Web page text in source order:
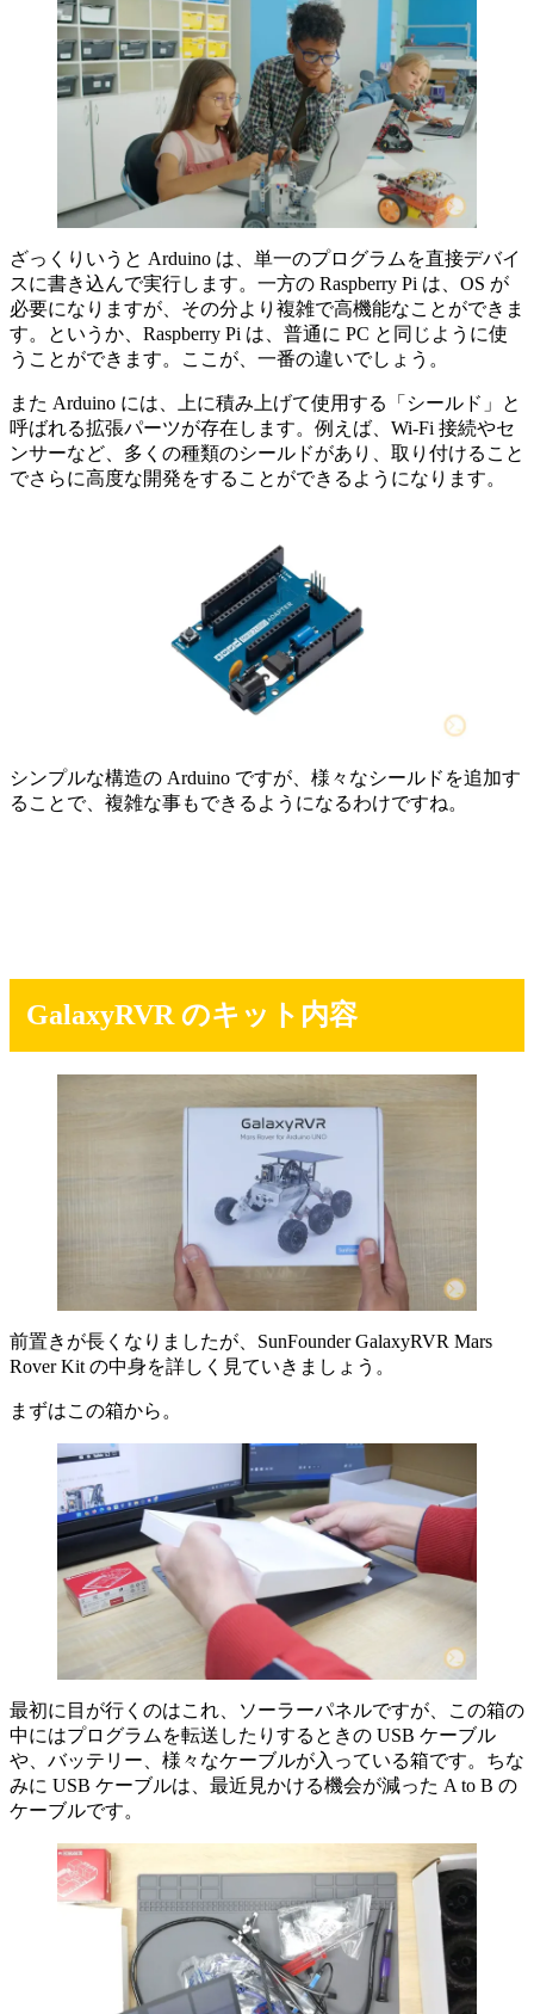
ざっくりいうと Arduino は、単一のプログラムを直接デバイ
スに書き込んで実行します。一方の Raspberry Pi は、OS が
必要になりますが、その分より複雑で高機能なことができま
す。というか、Raspberry Pi は、普通に PC と同じように使
うことができます。ここが、一番の違いでしょう。
また Arduino には、上に積み上げて使用する「シールド」と
呼ばれる拡張パーツが存在します。例えば、Wi-Fi 接続やセ
ンサーなど、多くの種類のシールドがあり、取り付けること
でさらに高度な開発をすることができるようになります。
シンプルな構造の Arduino ですが、様々なシールドを追加す
ることで、複雑な事もできるようになるわけですね。
GalaxyRVR のキット内容
前置きが長くなりましたが、SunFounder GalaxyRVR Mars
Rover Kit の中身を詳しく見ていきましょう。
まずはこの箱から。
最初に目が行くのはこれ、ソーラーパネルですが、この箱の
中にはプログラムを転送したりするときの USB ケーブル
や、バッテリー、様々なケーブルが入っている箱です。ちな
みに USB ケーブルは、最近見かける機会が減った A to B の
ケーブルです。